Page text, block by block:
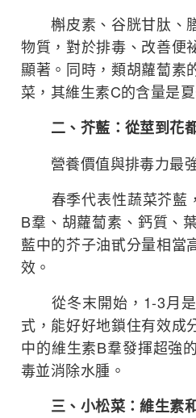
槲皮素、谷胱甘肽、膳
物質，對於排毒、改善便
顯著。同時，類胡蘿蔔素
菜，其維生素C的含量是
二、芥藍：從莖到花
營養價值與排毒力最
春季代表性蔬菜芥藍
B羣、胡蘿蔔素、鈣質、
藍中的芥子油甙分量相當
效。
從冬末開始，1-3月是
式，能好好地鎖住有效成
中的維生素B羣發揮超強
毒並消除水腫。
三、小松菜：維生素